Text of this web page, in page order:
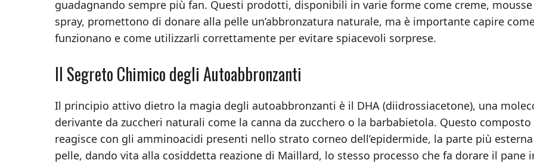
guadagnando sempre più fan. Questi prodotti, disponibili in varie forme come creme,
spray, promettono di donare alla pelle un’abbronzatura naturale, ma è importante capire
funzionano e come utilizzarli correttamente per evitare spiacevoli sorprese.
Il Segreto Chimico degli Autoabbronzanti
Il principio attivo dietro la magia degli autoabbronzanti è il DHA (diidrossiacetone), una
derivante da zuccheri naturali come la canna da zucchero o la barbabietola. Questo composto
reagisce con gli amminoacidi presenti nello strato corneo dell’epidermide, la parte più
pelle, dando vita alla cosiddetta reazione di Maillard, lo stesso processo che fa dorare il pane